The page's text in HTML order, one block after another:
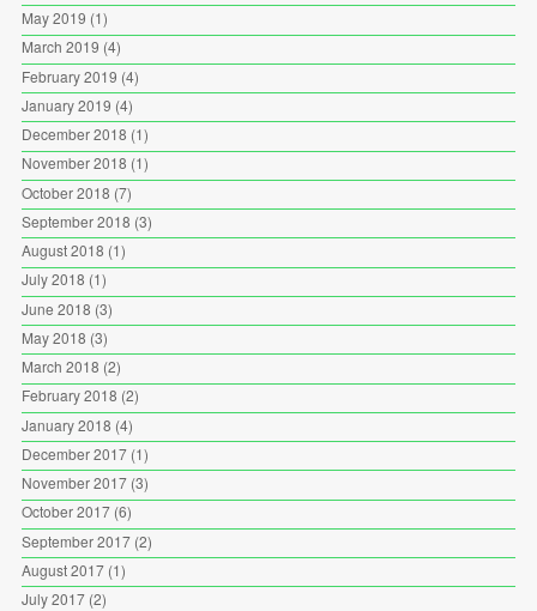
May 2019 (1)
March 2019 (4)
February 2019 (4)
January 2019 (4)
December 2018 (1)
November 2018 (1)
October 2018 (7)
September 2018 (3)
August 2018 (1)
July 2018 (1)
June 2018 (3)
May 2018 (3)
March 2018 (2)
February 2018 (2)
January 2018 (4)
December 2017(1)
November 2017(3)
October 2017(6)
September 2017(2)
August 2017(1)
July 2017(2)